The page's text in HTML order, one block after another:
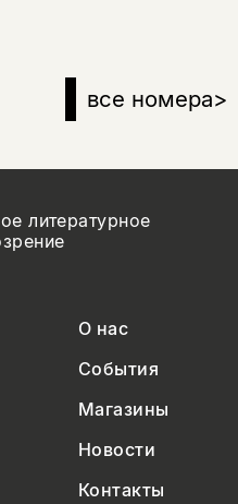
все номера>
литературное
О нас
События
Магазины
Новости
Контакты